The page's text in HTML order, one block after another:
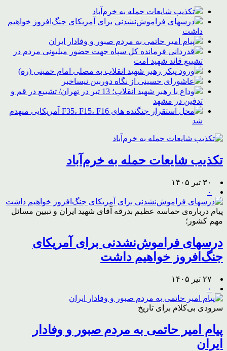
تکذیب شایعات حمله به خرم‌آباد
درسهای فراموش‌نشدنی برای آمریکای جنگ‌افروز خواهیم
داشت
پیام امیر حاتمی به مردم صبور و وفادار ایران
قدردانی فرمانده کل سپاه جهت حضور میلیونی مردم در
تشییع قائد شهید امت
ورود پیکر رهبر شهید انقلاب به مصلی امام خمینی (ره)
عاشورای حسینی از نگاه دوربین نیساخبر
وداع با رهبر شهید انقلاب؛ 13 تیر در تهران/ تشییع در قم و
تدفین در مشهد
محل استقرار جنگنده های F35، F15، F16 آمریکایی منهدم
شد
تکذیب شایعات حمله به خرم‌آباد
۳۰ تیر ۱۴۰۵
۰
پیام درباره‌ی حماسه عظیم بدرقه آقای شهید ایران و تبیین مسائل
مهم کشور؛
درسهای فراموش‌نشدنی برای آمریکای
جنگ‌افروز خواهیم داشت
۲۷ تیر ۱۴۰۵
۰
سرودی بی‌کلام برای تاریخ
پیام امیر حاتمی به مردم صبور و وفادار
ایران